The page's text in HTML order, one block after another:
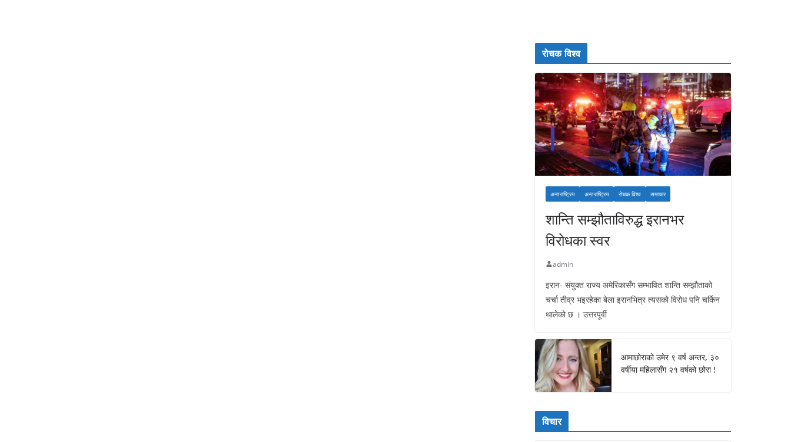
रोचक विश्व
अन्तराष्ट्रिय अन्तराष्ट्रिय रोचक विश्व समाचार
शान्ति सम्झौताविरुद्ध इरानभर
विरोधका स्वर
admin
इरान- संयुक्त राज्य अमेरिकासँग सम्भावित शान्ति सम्झौताको
चर्चा तीव्र भइरहेका बेला इरानभित्र त्यसको विरोध पनि चर्किन
थालेको छ । उत्तरपूर्वी
आमाछोराको उमेर ९ वर्ष अन्तर, ३०
वर्षीया महिलासँग २१ वर्षको छोरा !
विचार